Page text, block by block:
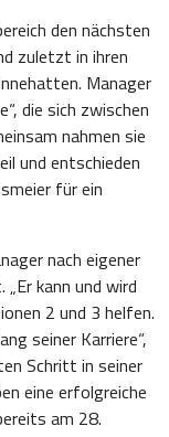
den nächsten
zuletzt in ihren
Manager
die sich zwischen
nahmen sie
und entschieden
für ein
nach eigener
kann und wird
2 und 3 helfen.
seiner Karriere“,
Schritt in seiner
eine erfolgreiche
am 28.